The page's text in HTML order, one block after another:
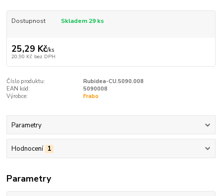
Dostupnost Skladem 29 ks
25,29 Kč/ks
20,90 Kč bez DPH
Číslo produktu:
Rubidea-CU.5090.008
EAN kód:
5090008
Výrobce:
Frabo
Parametry
Hodnocení 1
Parametry